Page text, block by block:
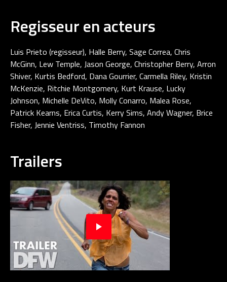
Regisseur en acteurs
Luis Prieto (regisseur), Halle Berry, Sage Correa, Chris
McGinn, Lew Temple, Jason George, Christopher Berry, Arron
Shiver, Kurtis Bedford, Dana Gourrier, Carmella Riley, Kristin
McKenzie, Ritchie Montgomery, Kurt Krause, Lucky
Johnson, Michelle DeVito, Molly Conarro, Malea Rose,
Patrick Kearns, Erica Curtis, Kerry Sims, Andy Wagner, Brice
Fisher, Jennie Ventriss, Timothy Fannon
Trailers